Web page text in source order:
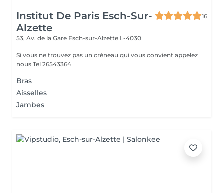
Institut De Paris Esch-Sur-
Alzette
16
53, Av. de la Gare Esch-sur-Alzette L-4030
Si vous ne trouvez pas un créneau qui vous convient appelez
nous Tel 26543364
Bras
Aisselles
Jambes